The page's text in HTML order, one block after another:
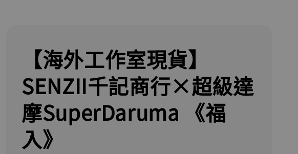
【海外工作室現貨】
SENZII千記商行×超級達
摩SuperDaruma 《福
入》